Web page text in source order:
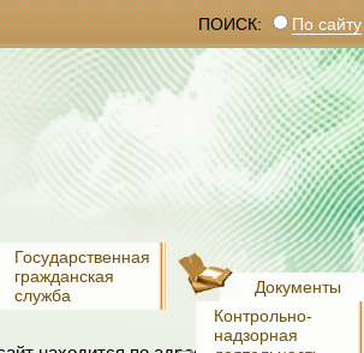
ПОИСК: По сайту
Государственная
гражданская
служба
Документы
Контрольно-
надзорная